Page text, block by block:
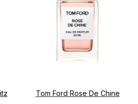
Tom Ford Rose De Chine